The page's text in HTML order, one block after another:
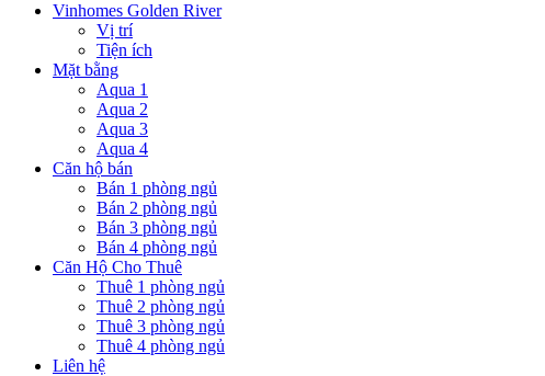
Vinhomes Golden River
Vị trí
Tiện ích
Mặt bằng
Aqua 1
Aqua 2
Aqua 3
Aqua 4
Căn hộ bán
Bán 1 phòng ngủ
Bán 2 phòng ngủ
Bán 3 phòng ngủ
Bán 4 phòng ngủ
Căn Hộ Cho Thuê
Thuê 1 phòng ngủ
Thuê 2 phòng ngủ
Thuê 3 phòng ngủ
Thuê 4 phòng ngủ
Liên hệ